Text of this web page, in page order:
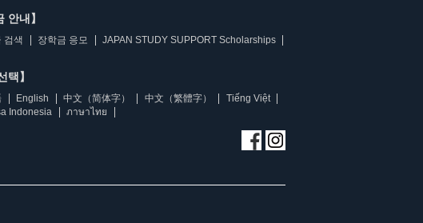
안내】
검색 장학금 응모 JAPAN STUDY SUPPORT Scholarships
택】
English 中文（简体字） 中文（繁體字）
Tiếng Việt
Indonesia
ภาษาไทย